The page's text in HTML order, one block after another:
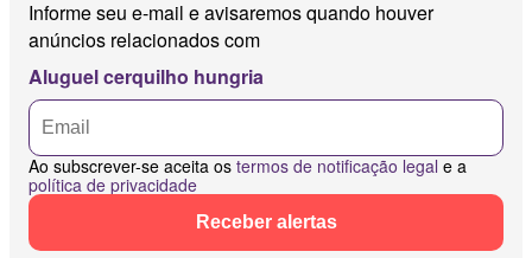
Informe seu e-mail e avisaremos quando houver
anúncios relacionados com
Aluguel cerquilho hungria
Ao subscrever-se aceita os termos de notificação legal e a
política de privacidade
Receber alertas